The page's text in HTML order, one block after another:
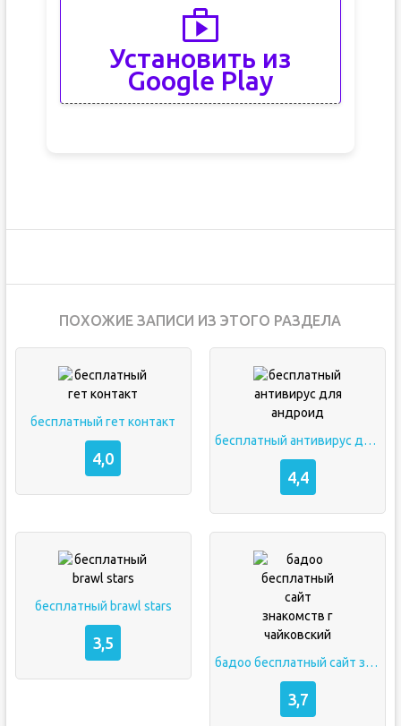
Установить из
Google Play
ПОХОЖИЕ ЗАПИСИ ИЗ ЭТОГО РАЗДЕЛА
бесплатный гет контакт
4,0
бесплатный антивирус для андроид
4,4
бесплатный brawl stars
3,5
бадоо бесплатный сайт знакомств г чайковский
3,7